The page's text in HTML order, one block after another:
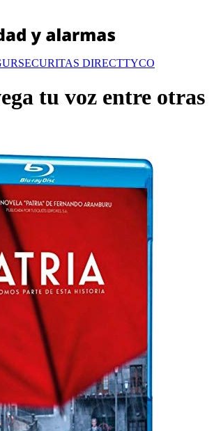
SECURITAS DIRECTTYCO
tu voz entre otras